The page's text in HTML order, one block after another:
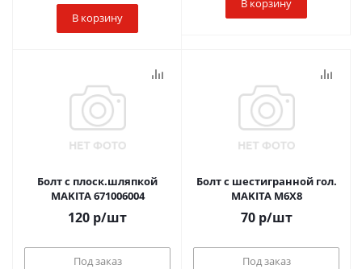
В корзину
В корзину
Болт с плоск.шляпкой
MAKITA 671006004
120 р/шт
Под заказ
Болт с шестигранной гол.
MAKITA M6X8
70р/шт
Под заказ